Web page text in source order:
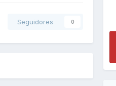
Seguidores 0